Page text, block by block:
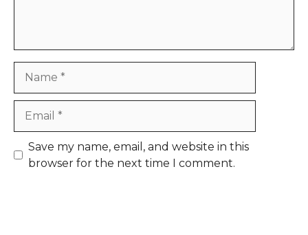
Save my name, email, and website in this
browser for the next time I comment.